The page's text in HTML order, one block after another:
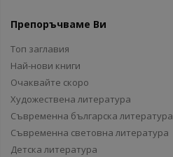
Препоръчваме Ви
Топ заглавия
Най-нови книги
Очаквайте скоро
Художествена литература
Съвременна българска литература
Съвременна световна литература
Детска литература